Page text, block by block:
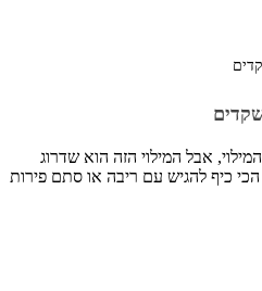
אבל המילוי הזה הוא שדרוג
כיף להגיש עם ריבה או סתם פירות